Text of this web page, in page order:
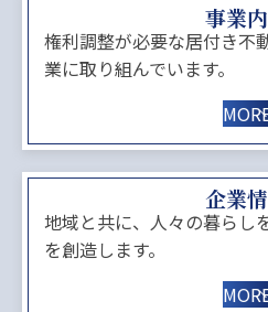
事業
権利調整が必要な居付き不
業に取り組んでいます。
企業
地域と共に、人々の暮らし
を創造します。